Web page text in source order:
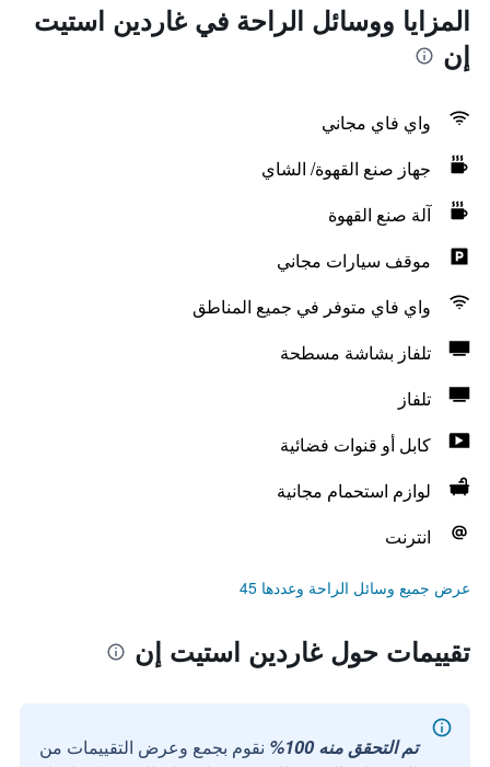
المزايا ووسائل الراحة في غاردين استيت
إن
واي فاي مجاني
جهاز صنع القهوة/ الشاي
آلة صنع القهوة
موقف سيارات مجاني
واي فاي متوفر في جميع المناطق
تلفاز بشاشة مسطحة
تلفاز
كابل أو قنوات فضائية
لوازم استحمام مجانية
انترنت
عرض جميع وسائل الراحة وعددها 45
تقييمات حول غاردين استيت إن
تم التحقق منه 100%
نقوم بجمع وعرض التقييمات من